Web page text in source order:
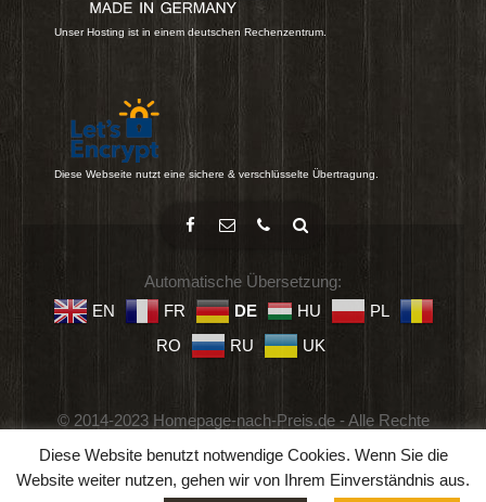
Unser Hosting ist in einem deutschen Rechenzentrum.
Diese Webseite nutzt eine sichere & verschlüsselte Übertragung.
Automatische Übersetzung:
EN
FR DE HU
PL
RO
RU UK
© 2014-2023 Homepage-nach-Preis.de - Alle Rechte
Geschäftsbedingungen
Diese Website benutzt notwendige Cookies. Wenn Sie die
Website weiter nutzen, gehen wir von Ihrem Einverständnis aus.